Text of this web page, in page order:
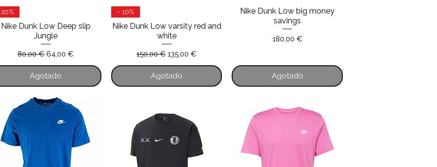
Nike Dunk Low Deep slip
Jungle
Precio
80,00 € Precio de oferta
64,00 €
Agotado
- 10%
Nike Dunk Low varsity red and
white
Precio
150,00 € Precio de oferta
135,00 €
Agotado
Vista rápida
Nike Dunk Low big money
savings
Precio
180,00 €
Agotado